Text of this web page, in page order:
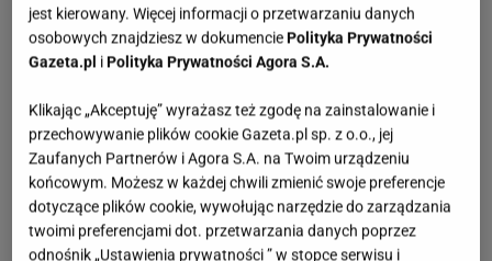
jest kierowany. Więcej informacji o przetwarzaniu danych
osobowych znajdziesz w dokumenciePolityka Prywatności
Gazeta.pl iPolityka Prywatności Agora S.A.
Klikając „Akceptuję” wyrażasz też zgodę na zainstalowanie i
przechowywanie plików cookie Gazeta.pl sp. z o.o., jej
Zaufanych Partnerów i Agora S.A. na Twoim urządzeniu
końcowym. Możesz w każdej chwili zmienić swoje preferencje
dotyczące plików cookie, wywołując narzędzie do zarządzania
twoimi preferencjami dot. przetwarzania danych poprzez
odnośnik „Ustawienia prywatności ” w stopce serwisu i